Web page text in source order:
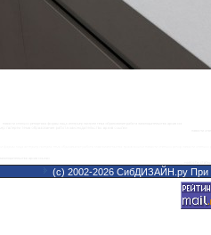
(с) 2002-2026 СибДИЗАЙН.ру При